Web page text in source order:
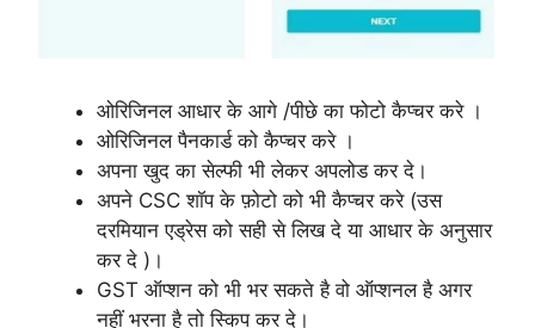
ओरिजिनल आधार के आगे /पीछे का फोटो कैप्चर करे ।
ओरिजिनल पैनकार्ड को कैप्चर करे ।
अपना खुद का सेल्फी भी लेकर अपलोड कर दे।
अपने CSC शॉप के फ़ोटो को भी कैप्चर करे (उस
दरमियान एड्रेस को सही से लिख दे या आधार के अनुसार
कर दे )।
GST ऑप्शन को भी भर सकते है वो ऑप्शनल है अगर
नहीं भरना है तो स्किप कर दे।